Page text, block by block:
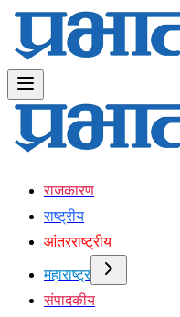
राजकारण
राष्ट्रीय
आंतरराष्ट्रीय
महाराष्ट्र
संपादकीय